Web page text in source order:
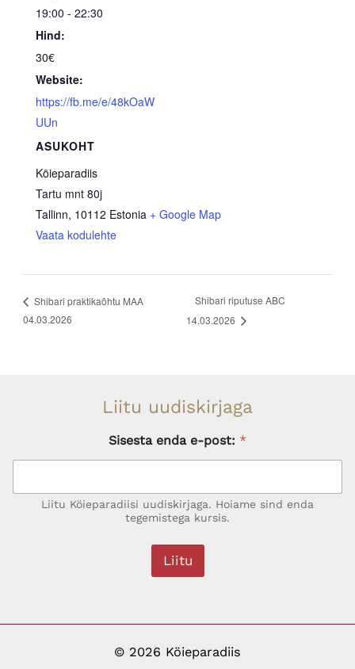
19:00 - 22:30
Hind:
30€
Website:
https://fb.me/e/48kOaW
UUn
ASUKOHT
Köieparadiis
Tartu mnt 80j
Tallinn, 10112 Estonia + Google Map
Vaata kodulehte
Shibari praktikaõhtu MAA
04.03.2026
Shibari riputuse ABC
14.03.2026
Liitu uudiskirjaga
Sisesta enda e-post: *
Liitu Köieparadiisi uudiskirjaga. Hoiame sind enda
tegemistega kursis.
Liitu
© 2026 Köieparadiis